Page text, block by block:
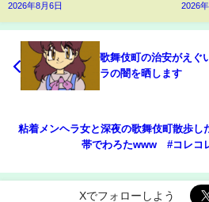
2026年8月6日 2026
歌舞伎町の治安がえぐ
ラの闇を晒します
粘着メンヘラ女と深夜の歌舞伎町散歩し
帯でわろたwww #コレコ
Xでフォローしよう